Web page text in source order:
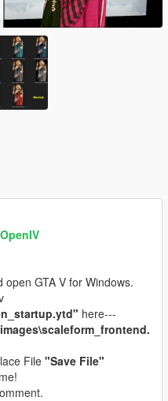
OpenIV
open GTA V for Windows.
here---
File"Save File"